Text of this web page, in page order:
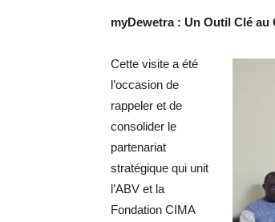
myDewetra : Un Outil Clé
Cette visite a été
l’occasion de
rappeler et de
consolider le
partenariat
stratégique qui unit
l’ABV et la
Fondation CIMA